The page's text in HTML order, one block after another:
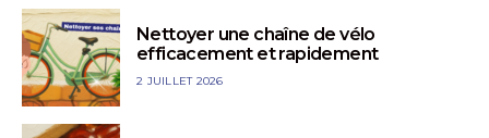
Nettoyer une chaîne de vélo
efficacement et rapidement
2 JUILLET 2026